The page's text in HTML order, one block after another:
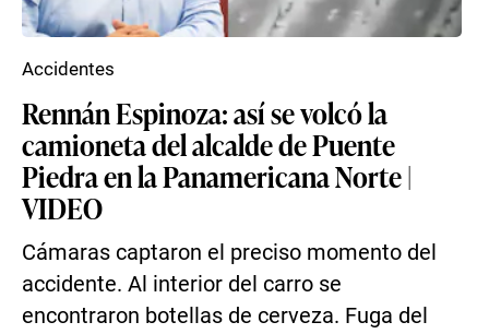
Rennán Espinoza: así se volcó la
camioneta del alcalde de Puente
Piedra en la Panamericana Norte |
VIDEO
Cámaras captaron el preciso momento del
accidente. Al interior del carro se
encontraron botellas de cerveza. Fuga del
Accidentes